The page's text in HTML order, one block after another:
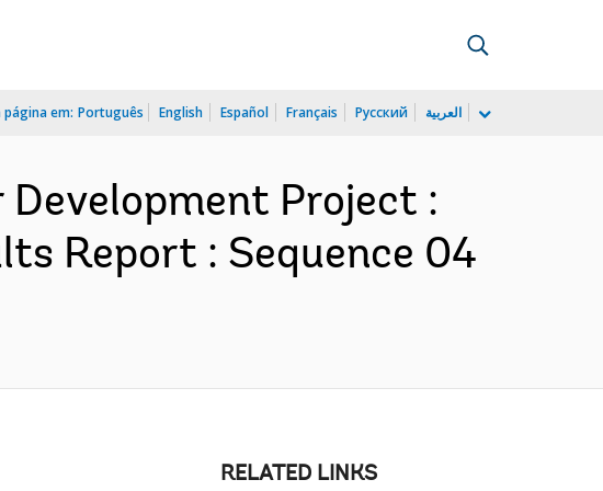
página em: Português English Español Français Русский العربية
Development Project :
Report : Sequence 04
RELATED LINKS